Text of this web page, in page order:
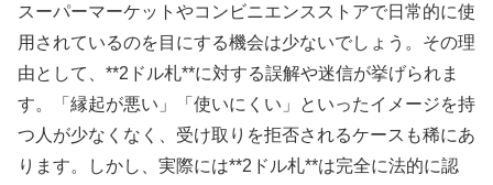
スーパーマーケットやコンビニエンスストアで日常的に使
用されているのを目にする機会は少ないでしょう。その理
由として、**2ドル札**に対する誤解や迷信が挙げられま
す。「縁起が悪い」「使いにくい」といったイメージを持
つ人が少なくなく、受け取りを拒否されるケースも稀にあ
ります。しかし、実際には**2ドル札**は完全に法的に認